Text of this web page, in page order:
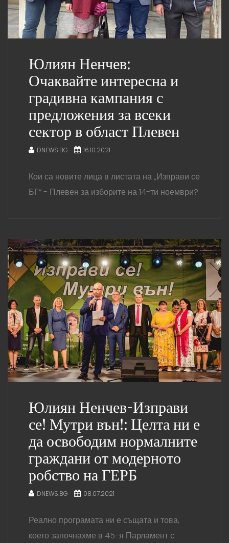
Юлиян Ненчев:
Очаквайте интересна и
градивна кампания с
предложения за всеки
сектор в област Плевен
DNEWS.BG 16.10.2021
Кои са новите лица в листата на „Изправи се
БГ“ - Плевен за изборите на 14-ти ноември?
Юлиян Ненчев-Изправи
се! Мутри вън!: Целта ни е
да освободим нормалните
граждани от модерното
робство на ГЕРБ
DNEWS.BG 08.07.2021
Реално програмата ни е същата и това,
което започнахме в 45-я Парламент с